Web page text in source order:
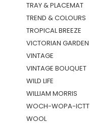
TRAY & PLACEMAT
TREND & COLOURS
TROPICAL BREEZE
VICTORIAN GARDEN
VINTAGE
VINTAGE BOUQUET
WILD LIFE
WILLIAM MORRIS
WOCH-WOPA-ICTT
WOOL